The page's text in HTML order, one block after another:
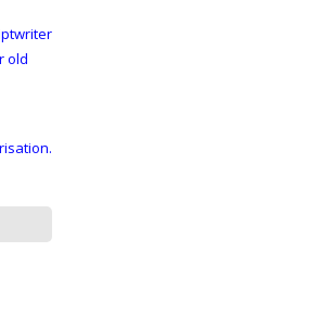
old